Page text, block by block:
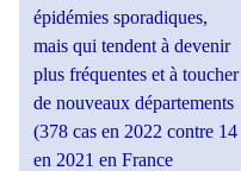
épidémies sporadiques,
mais qui tendent à devenir
plus fréquentes et à toucher
de nouveaux départements
(378 cas en 2022 contre 14
en 2021 en France